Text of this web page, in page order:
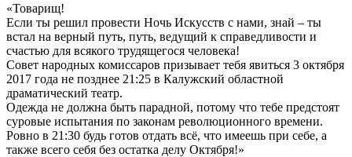
«Товарищ!
Если ты решил провести Ночь Искусств с нами, знай – ты
встал на верный путь, путь, ведущий к справедливости и
счастью для всякого трудящегося человека!
Совет народных комиссаров призывает тебя явиться 3 октября
2017 года не позднее 21:25 в Калужский областной
драматический театр.
Одежда не должна быть парадной, потому что тебе предстоят
суровые испытания по законам революционного времени.
Ровно в 21:30 будь готов отдать всё, что имеешь при себе, а
также всего себя без остатка делу Октября!»